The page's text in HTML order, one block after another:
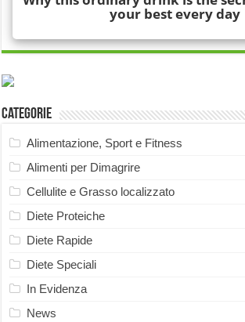
Categorie
Alimentazione, Sport e Fitness
Alimenti per Dimagrire
Cellulite e Grasso localizzato
Diete Proteiche
Diete Rapide
Diete Speciali
In Evidenza
News